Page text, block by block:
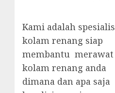
Kami adalah spesialis
kolam renang siap
membantu merawat
kolam renang anda
dimana dan apa saja